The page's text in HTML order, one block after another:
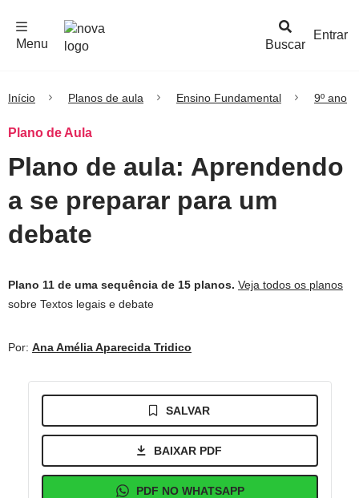
Buscar
Menu
Entrar
Início Planos de aula Ensino Fundamental 9º ano
Plano de Aula
Plano de aula: Aprendendo
a se preparar para um
debate
Plano 11 de uma sequência de 15 planos. Veja todos os planos
sobre Textos legais e debate
Por: Ana Amélia Aparecida Tridico
SALVAR
BAIXAR PDF
PDF NO WHATSAPP